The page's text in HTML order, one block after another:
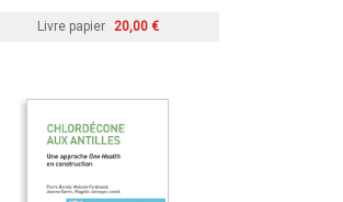
Livre papier 20,00 €